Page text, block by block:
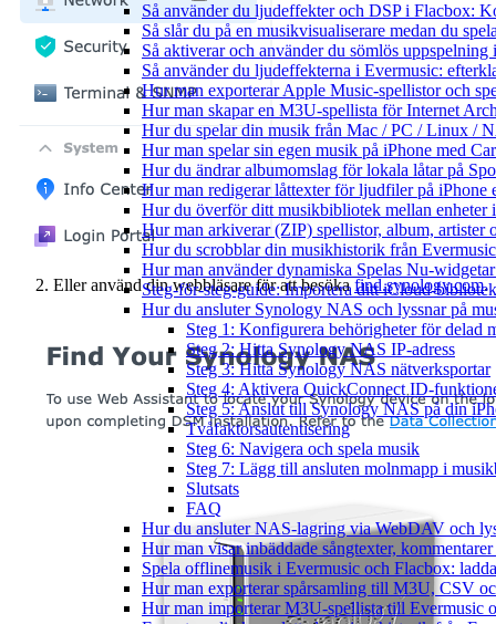
Så använder du ljudeffekter och DSP i Flacbox:
Så slår du på en musikvisualiserare medan du
Så aktiverar och använder du sömlös uppspelning
Så använder du ljudeffekterna i Evermusic:
Hur man exporterar Apple Music-spellistor och
Hur man skapar en M3U-spellista för Internet
Hur du spelar din musik från Mac / PC / Linux /
Hur man spelar sin egen musik på iPhone med
Hur du ändrar albumomslag för lokala låtar på
Hur man redigerar låttexter för ljudfiler på iPhone
Hur du överför ditt musikbibliotek mellan enheter
Hur man arkiverar (ZIP) spellistor, album, artister
Hur du scrobblar din musikhistorik från
Hur man använder dynamiska Spelas Nu-
Steg-för-steg-guide: Importera ditt iCloud-
Hur du ansluter Synology NAS och lyssnar på
Steg 1: Konfigurera behörigheter för delad
Steg 2: Hitta Synology NAS IP-adress
Steg 3: Hitta Synology NAS nätverksportar
Steg 4: Aktivera QuickConnect ID-
Steg 5: Anslut till Synology NAS på din
Tvåfaktorsautentisering
Steg 6: Navigera och spela musik
Steg 7: Lägg till ansluten molnmapp i
Slutsats
FAQ
Hur du ansluter NAS-lagring via WebDAV och
Hur man visar inbäddade sångtexter,
Spela offlinemusik i Evermusic och Flacbox:
Hur man exporterar spårsamling till M3U, CSV
Hur man importerar M3U-spellista till Evermusic
Eller använd din webbläsare för att besökafind.synology.com.